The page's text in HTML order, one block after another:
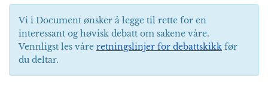
Vi i Document ønsker å legge til rette for en
interessant og høvisk debatt om sakene våre.
Vennligst les våre retningslinjer for debattskikk før
du deltar.